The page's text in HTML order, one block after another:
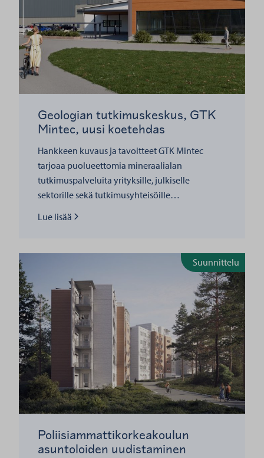
Geologian tutkimuskeskus, GTK
Mintec, uusi koetehdas
Hankkeen kuvaus ja tavoitteet GTK Mintec
tarjoaa puolueettomia mineraalialan
tutkimuspalveluita yrityksille, julkiselle
sektorille sekä tutkimusyhteisöille…
Lue lisää
Suunnittelu
Poliisiammattikorkeakoulun
asuntoloiden uudistaminen